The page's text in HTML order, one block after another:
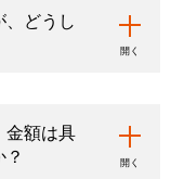
、どうし
金額は具